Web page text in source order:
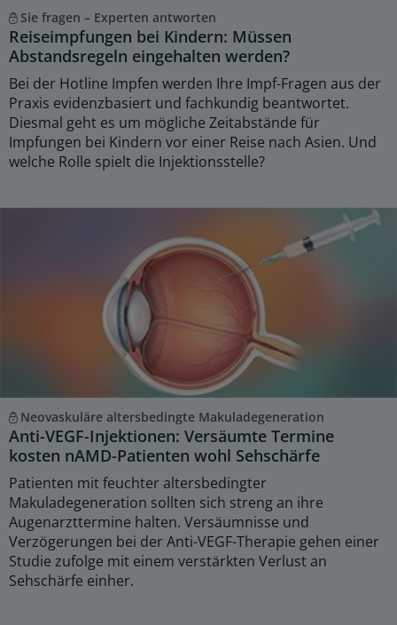
Sie fragen – Experten antworten
Reiseimpfungen bei Kindern: Müssen
Abstandsregeln eingehalten werden?
Bei der Hotline Impfen werden Ihre Impf-Fragen aus der
Praxis evidenzbasiert und fachkundig beantwortet.
Diesmal geht es um mögliche Zeitabstände für
Impfungen bei Kindern vor einer Reise nach Asien. Und
welche Rolle spielt die Injektionsstelle?
Neovaskuläre altersbedingte Makuladegeneration
Anti-VEGF-Injektionen: Versäumte Termine
kosten nAMD-Patienten wohl Sehschärfe
Patienten mit feuchter altersbedingter
Makuladegeneration sollten sich streng an ihre
Augenarzttermine halten. Versäumnisse und
Verzögerungen bei der Anti-VEGF-Therapie gehen einer
Studie zufolge mit einem verstärkten Verlust an
Sehschärfe einher.